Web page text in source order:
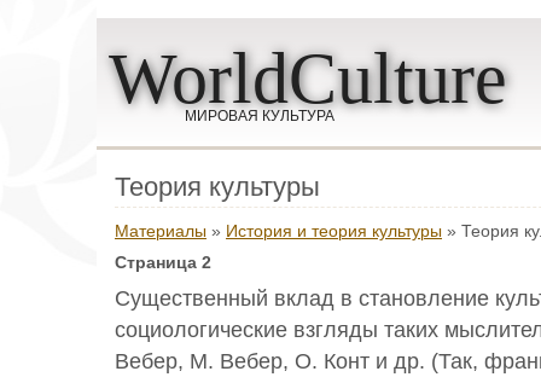
WorldCulture
МИРОВАЯ КУЛЬТУРА
Теория культуры
Материалы » История и теория культуры » Теория
Страница 2
Существенный вклад в становление
социологические взгляды таких
Вебер, М. Вебер, О. Конт и др. (Так,